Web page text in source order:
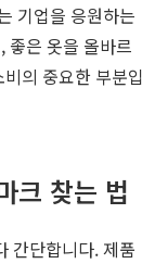
기업을 응원하는
좋은 옷을 올바르
의 중요한 부분입
크 찾는 법
간단합니다. 제품